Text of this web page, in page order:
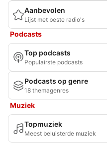
Aanbevolen
Lijst met beste radio's
Podcasts
Top podcasts
Populairste podcasts
Podcasts op genre
18 themagenres
Muziek
Topmuziek
Meest beluisterde muziek